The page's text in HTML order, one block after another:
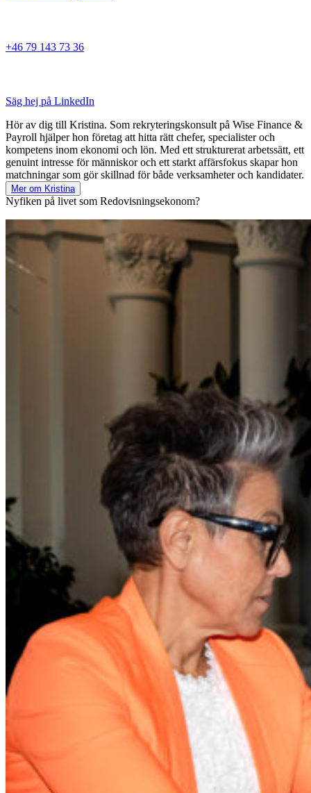
+46 79 143 73 36
Säg hej på LinkedIn
Hör av dig till Kristina. Som rekryteringskonsult på Wise Finance &
Payroll hjälper hon företag att hitta rätt chefer, specialister och
kompetens inom ekonomi och lön. Med ett strukturerat arbetssätt, ett
genuint intresse för människor och ett starkt affärsfokus skapar hon
matchningar som gör skillnad för både verksamheter och kandidater.
Mer om Kristina
Nyfiken på livet som Redovisningsekonom?